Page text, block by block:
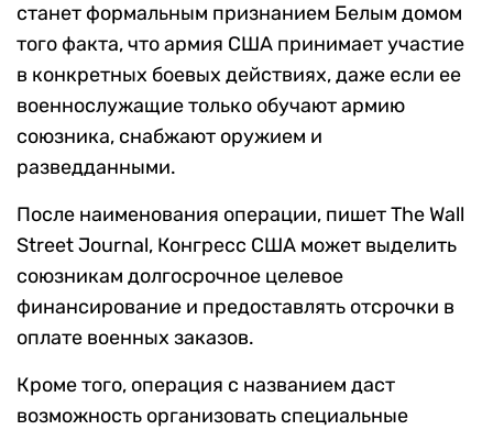
станет формальным признанием Белым домом
того факта, что армия США принимает участие
в конкретных боевых действиях, даже если ее
военнослужащие только обучают армию
союзника, снабжают оружием и
разведданными.
После наименования операции, пишет The Wall
Street Journal, Конгресс США может выделить
союзникам долгосрочное целевое
финансирование и предоставлять отсрочки в
оплате военных заказов.
Кроме того, операция с названием даст
возможность организовать специальные